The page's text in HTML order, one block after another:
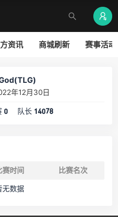
资讯 商城刷新 赛事活动
年12月30日
0 队长 14078
赛时间
比赛名次
无数据